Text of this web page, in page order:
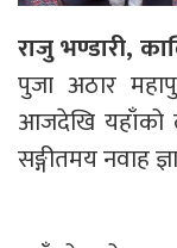
राजु भण्डारी,
पुजा अठार
आजदेखि यहाँको
सङ्गीतमय नवाह